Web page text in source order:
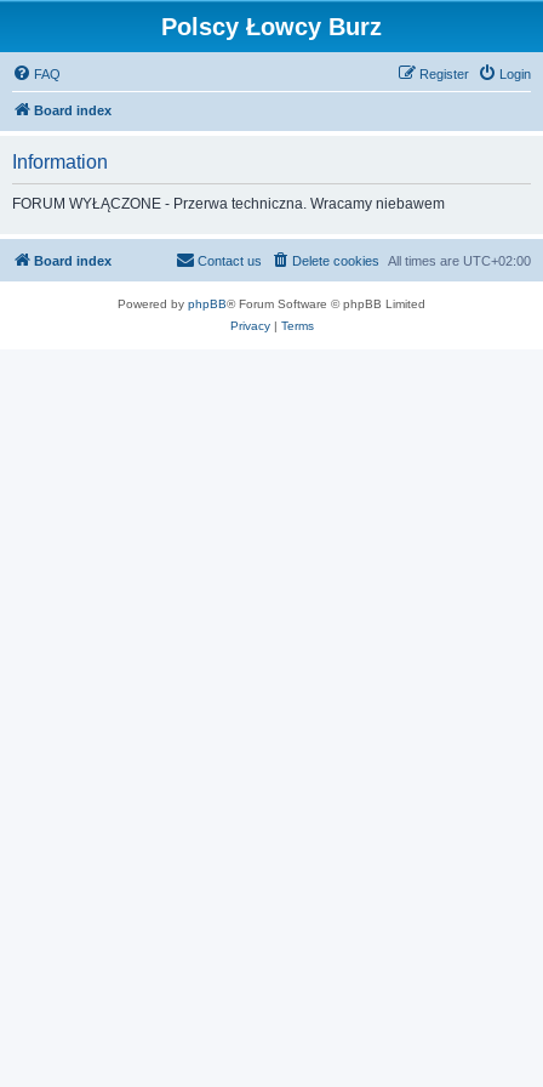
Polscy Łowcy Burz
FAQ Login
Register
Board index
Information
FORUM WYŁĄCZONE - Przerwa techniczna. Wracamy niebawem
Board index All times are UTC+02:00
Delete cookies
Contact us
Powered by phpBB® Forum Software © phpBB Limited
Privacy| Terms